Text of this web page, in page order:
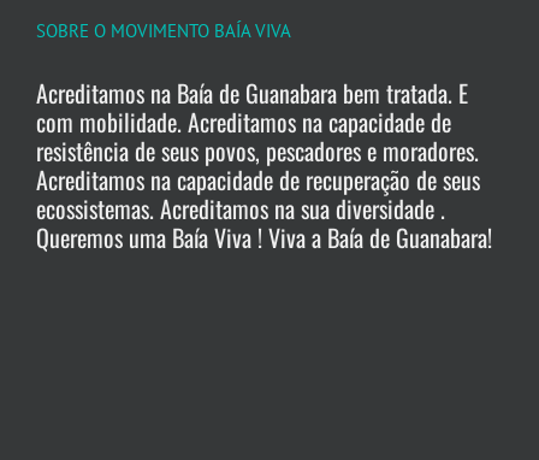
SOBRE O MOVIMENTO BAÍA VIVA
Acreditamos na Baía de Guanabara bem tratada. E
com mobilidade. Acreditamos na capacidade de
resistência de seus povos, pescadores e moradores.
Acreditamos na capacidade de recuperação de seus
ecossistemas. Acreditamos na sua diversidade .
Queremos uma Baía Viva ! Viva a Baía de Guanabara!